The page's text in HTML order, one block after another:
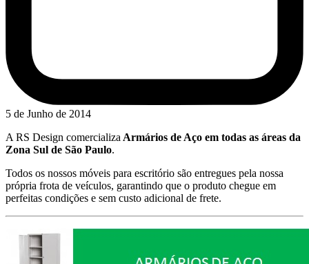
5 de Junho de 2014
A RS Design comercializa Armários de Aço em todas as áreas da
Zona Sul de São Paulo.
Todos os nossos móveis para escritório são entregues pela nossa
própria frota de veículos, garantindo que o produto chegue em
perfeitas condições e sem custo adicional de frete.